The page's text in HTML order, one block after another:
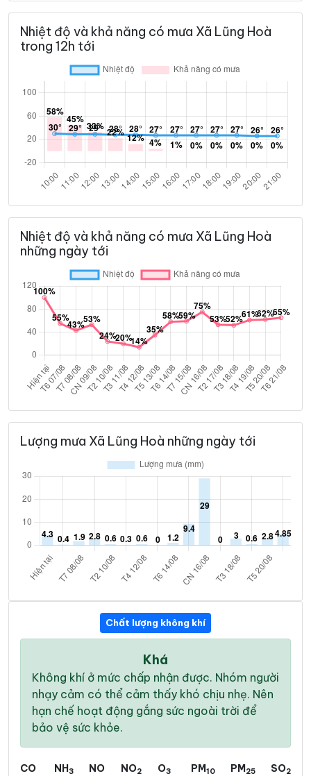
Nhiệt độ và khả năng có mưa Xã Lũng Hoà
trong 12h tới
Nhiệt độ và khả năng có mưa Xã Lũng Hoà
những ngày tới
Lượng mưa Xã Lũng Hoà những ngày tới
Chất lượng không khí
Khá
Không khí ở mức chấp nhận được. Nhóm người
nhạy cảm có thể cảm thấy khó chịu nhẹ. Nên
hạn chế hoạt động gắng sức ngoài trời để
bảo vệ sức khỏe.
CO
NH3
NO
NO2 O3 PM10 PM25 SO2